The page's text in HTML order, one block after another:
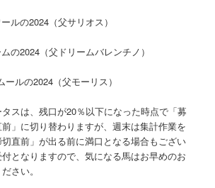
ルの2024（父サリオス）
の2024（父ドリームバレンチノ）
ルの2024（父モーリス）
スは、残口が20％以下になった時点で「募
」に切り替わりますが、週末は集計作業を
直前」が出る前に満口となる場合もござい
となりますので、気になる馬はお早めのお
さい。